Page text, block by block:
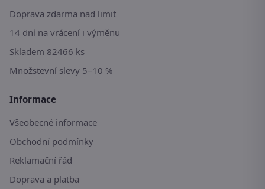
Doprava zdarma nad limit
14 dní na vrácení i výměnu
Skladem 82466 ks
Množstevní slevy 5–10 %
Informace
Všeobecné informace
Obchodní podmínky
Reklamační řád
Doprava a platba